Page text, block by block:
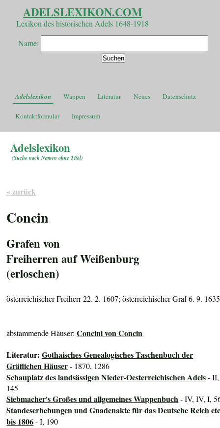
ADELSLEXIKON.COM
Lexikon des historischen Adels 1648-1918
Name:
Adelslexikon Wappen Literatur Neues Datenschutz
Kontaktformular Impressum
Adelslexikon
(Suche nach Namen ohne Titel)
« zurück
Concin
Grafen von
Freiherren auf Weißenburg
(erloschen)
österreichischer Freiherr 22. 2. 1607; österreichischer Graf 6. 9. 1635
abstammende Häuser:Concini von Concin
Literatur:Gothaisches Genealogisches Taschenbuch der
Gräflichen Häuser- 1870, 1286
Schauplatz des landsässigen Nieder-Oesterreichischen Adels- II,
145
Siebmacher's Großes und allgemeines Wappenbuch- IV, IV, I,
Standeserhebungen und Gnadenakte für das Deutsche Reich
bis 1806- I, 190